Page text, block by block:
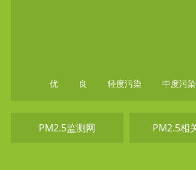
优 良 轻度污染 中度污染
PM2.5监测网 PM2.5相